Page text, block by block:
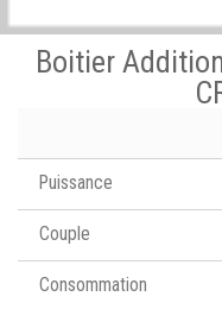
Boitier
Puissance
Couple
Consommation